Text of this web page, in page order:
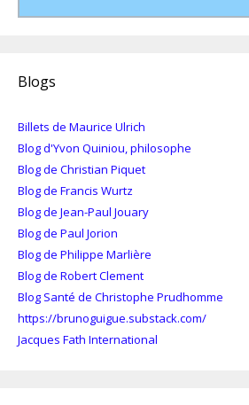
Blogs
Billets de Maurice Ulrich
Blog d'Yvon Quiniou, philosophe
Blog de Christian Piquet
Blog de Francis Wurtz
Blog de Jean-Paul Jouary
Blog de Paul Jorion
Blog de Philippe Marlière
Blog de Robert Clement
Blog Santé de Christophe Prudhomme
https://brunoguigue.substack.com/
Jacques Fath International